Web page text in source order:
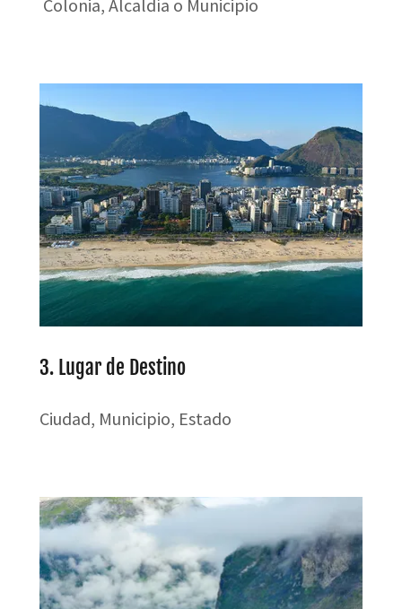
Colonia, Alcaldía o Municipio
3. Lugar de Destino
Ciudad, Municipio, Estado